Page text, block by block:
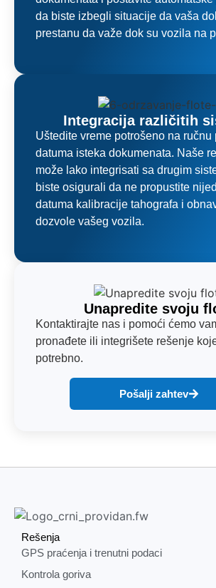
da biste izbegli situacije da vaša
prestanu da važe dok su vozila na
Integracija različitih
Uštedite vreme potrošeno na ručnu
datuma isteka dokumenata. Naše
može lako integrisati sa drugim
biste osigurali da ne propustite
datuma kalibracije tahografa i
dozvole vašeg vozila.
Unapredite svoju
Kontaktirajte nas i pomoći ćemo
pronađete ili integrišete rešenje
potrebno.
Pošalji zahtev
Rešenja
GPS praćenja i trenutni podaci
Kontrola goriva